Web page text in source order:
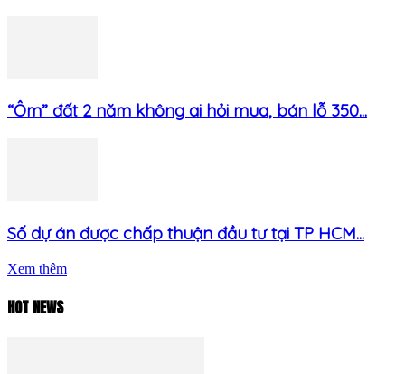
“Ôm” đất 2 năm không ai hỏi mua, bán lỗ 350...
Số dự án được chấp thuận đầu tư tại TP HCM...
Xem thêm
HOT NEWS